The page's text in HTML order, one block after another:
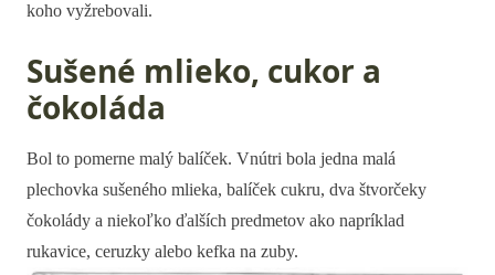
koho vyžrebovali.
Sušené mlieko, cukor a
čokoláda
Bol to pomerne malý balíček. Vnútri bola jedna malá
plechovka sušeného mlieka, balíček cukru, dva štvorčeky
čokolády a niekoľko ďalších predmetov ako napríklad
rukavice, ceruzky alebo kefka na zuby.